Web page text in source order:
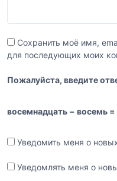
Сохранить моё имя,
для последующих моих
Пожалуйста, введите
восемнадцать − восемь =
Уведомить меня о
Уведомлять меня о